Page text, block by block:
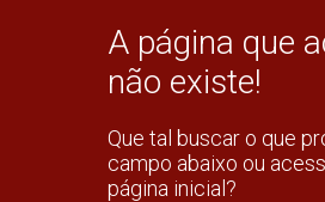
A página que
não existe!
Que tal buscar o que
campo abaixo ou
página inicial?